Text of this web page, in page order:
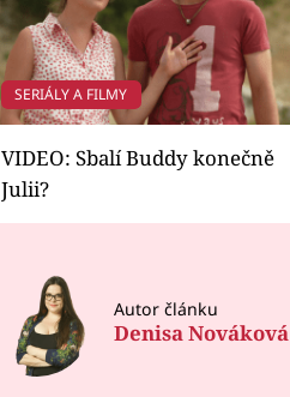
SERIÁLY A FILMY
VIDEO: Sbalí Buddy konečně
Julii?
Autor článku
Denisa Nováková